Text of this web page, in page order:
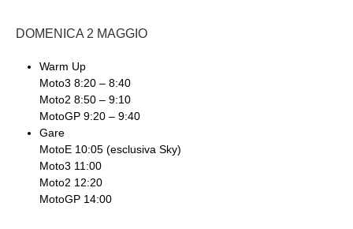
DOMENICA 2 MAGGIO
Warm Up
Moto3 8:20 – 8:40
Moto2 8:50 – 9:10
MotoGP 9:20 – 9:40
Gare
MotoE 10:05 (esclusiva Sky)
Moto3 11:00
Moto2 12:20
MotoGP 14:00